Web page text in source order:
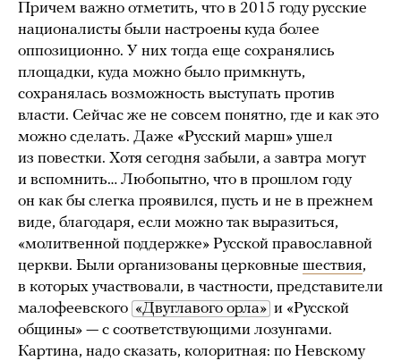
Причем важно отметить, что в 2015 году русские
националисты были настроены куда более
оппозиционно. У них тогда еще сохранялись
площадки, куда можно было примкнуть,
сохранялась возможность выступать против
власти. Сейчас же не совсем понятно, где и как это
можно сделать. Даже «Русский марш» ушел
из повестки. Хотя сегодня забыли, а завтра могут
и вспомнить… Любопытно, что в прошлом году
он как бы слегка проявился, пусть и не в прежнем
виде, благодаря, если можно так выразиться,
«молитвенной поддержке» Русской православной
церкви. Были организованы церковные шествия,
в которых участвовали, в частности, представители
малофеевского «Двуглавого орла» и «Русской
общины» — с соответствующими лозунгами.
Картина, надо сказать, колоритная: по Невскому